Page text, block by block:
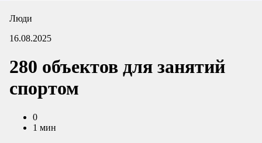
Люди
16.08.2025
280 объектов для занятий
спортом
0
1 мин